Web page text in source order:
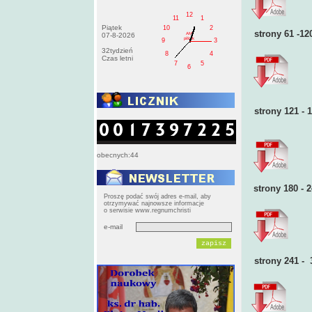
Piątek
07-8-2026
32tydzień
Czas letni
1
2
3
4
5
6
7
8
9
10
11
12
AM
pištek
obecnych:44
Proszę podać swój adres e-mail, aby
otrzymywać najnowsze informacje
o serwisie www.regnumchristi
e-mail
strony 61 -
strony 121 -
strony 180 -
strony 241 -